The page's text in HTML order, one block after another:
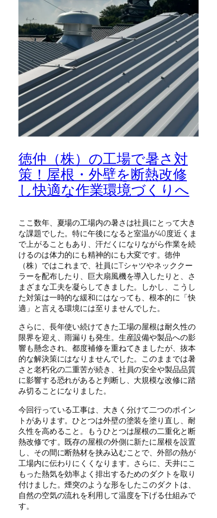
徳仲（株）の工場で暑さ対
策！屋根・外壁を断熱改修
し快適な作業環境づくりへ
ここ数年、夏場の工場内の暑さは社員にとって大き
な課題でした。特に午後になると室温が40度近くま
で上がることもあり、汗だくになりながら作業を続
けるのは体力的にも精神的にも大変です。徳仲
（株）ではこれまで、社員にTシャツやネッククー
ラーを配布したり、巨大扇風機を導入したりと、さ
まざまな工夫を凝らしてきました。しかし、こうし
た対策は一時的な緩和にはなっても、根本的に「快
適」と言える環境には至りませんでした。
さらに、長年使い続けてきた工場の屋根は耐久性の
限界を迎え、雨漏りも発生。生産設備や製品への影
響も懸念され、都度補修を重ねてきましたが、抜本
的な解決策にはなりませんでした。このままでは暑
さと老朽化の二重苦が続き、社員の安全や製品品質
に影響する恐れがあると判断し、大規模な改修に踏
み切ることになりました。
今回行っている工事は、大きく分けて二つのポイン
トがあります。ひとつは外壁の塗装を塗り直し、耐
久性を高めること。もうひとつは屋根の二重化と断
熱改修です。既存の屋根の外側に新たに屋根を設置
し、その間に断熱材を挟み込むことで、外部の熱が
工場内に伝わりにくくなります。さらに、天井にこ
もった熱気を効率よく排出するためのダクトを取り
付けました。煙突のような形をしたこのダクトは、
自然の空気の流れを利用して温度を下げる仕組みで
す。